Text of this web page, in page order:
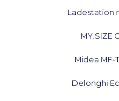
Ladestation
MY.SIZE
Midea MF-
Delonghi